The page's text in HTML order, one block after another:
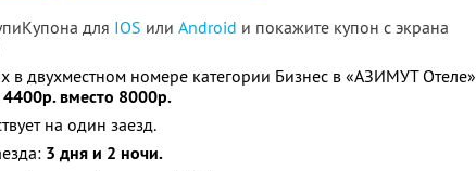
для IOS или Android и покажите купон с экрана
в двухместном номере категории Бизнес в «АЗИМУТ Отеле»
4400р. вместо 8000р.
на один заезд.
3 дня и 2 ночи.